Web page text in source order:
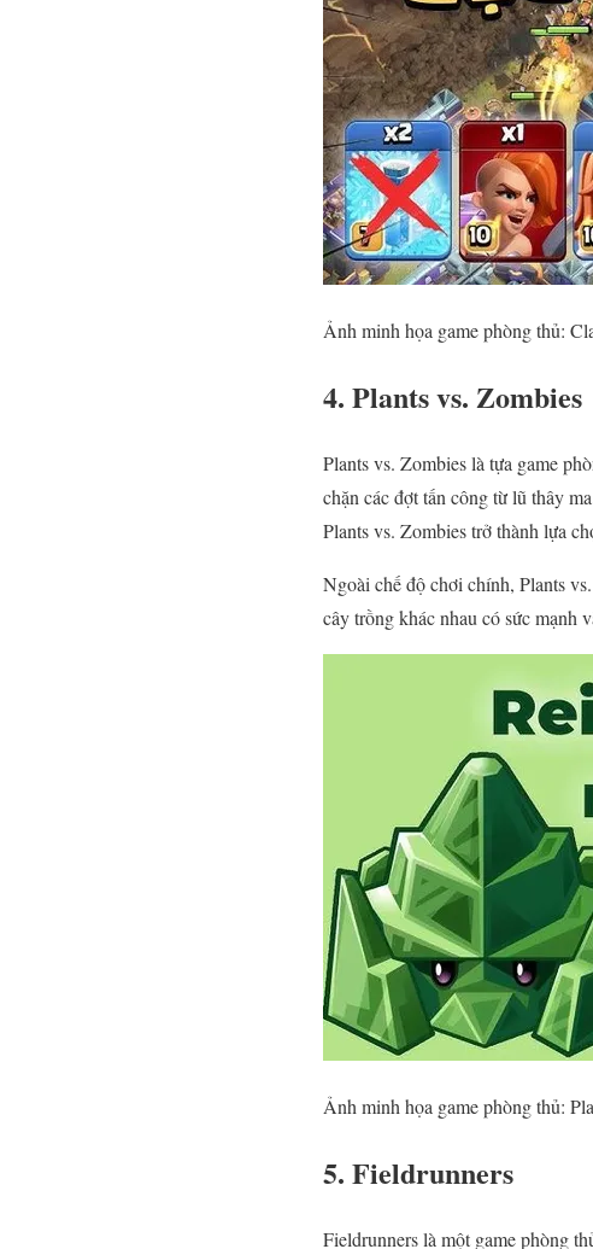
Ảnh minh họa game phòng thủ:
4. Plants vs. Zombies
Plants vs. Zombies là tựa game
chặn các đợt tấn công từ lũ thây
Plants vs. Zombies trở thành lựa
Ngoài chế độ chơi chính, Plants
cây trồng khác nhau có sức mạnh
Ảnh minh họa game phòng thủ:
5. Fieldrunners
Fieldrunners là một game phòng